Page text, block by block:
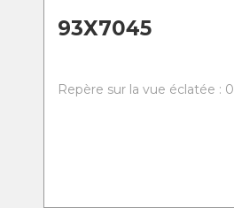
93X7045
Repère sur la vue éclatée : 0